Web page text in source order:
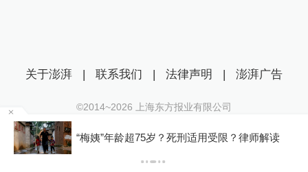
“梅姨”年龄超75岁？死刑适用受限？律师解读
关于澎湃 | 联系我们 | 法律声明 | 澎湃广告
©2014~2026 上海东方报业有限公司
沪ICP证：沪B2-20170116 | 沪ICP备14003370号
互联网新闻信息服务许可证：31120170006
沪公网安备 31010602000299号